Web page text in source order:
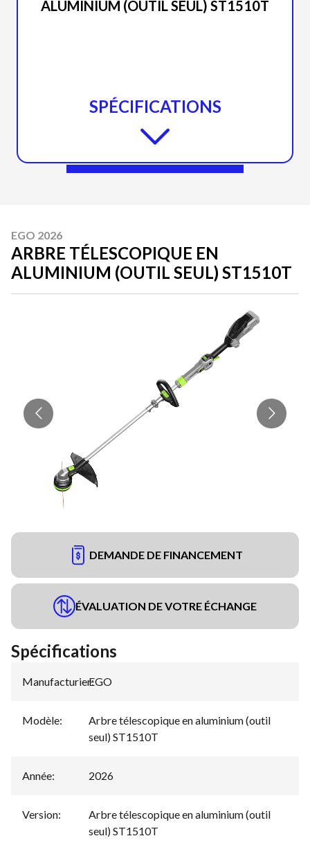
ALUMINIUM (OUTIL SEUL) ST1510T
SPÉCIFICATIONS
EGO 2026
ARBRE TÉLESCOPIQUE EN
ALUMINIUM (OUTIL SEUL) ST1510T
DEMANDE DE FINANCEMENT
ÉVALUATION DE VOTRE ÉCHANGE
Spécifications
Manufacturier:
EGO
Modèle:
Arbre télescopique en aluminium (outil
seul) ST1510T
Année: 2026
Version:
Arbre télescopique en aluminium (outil
seul) ST1510T